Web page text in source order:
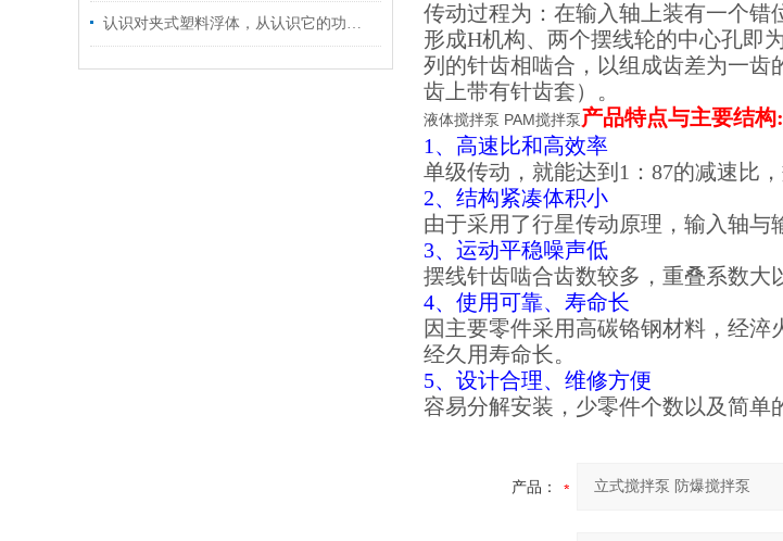
认识对夹式塑料浮体，从认识它的功能特点开始
传动过程为：在输入轴上装有一个错
形成H机构、两个摆线轮的中心孔即
列的针齿相啮合，以组成齿差为一
齿上带有针齿套）。
液体搅拌泵 PAM搅拌泵产品特点与主要结构:
1、高速比和高效率
单级传动，就能达到1：87的减速比
2、结构紧凑体积小
由于采用了行星传动原理，输入轴与
3、运动平稳噪声低
摆线针齿啮合齿数较多，重叠系数大
4、使用可靠、寿命长
因主要零件采用高碳铬钢材料，经
经久用寿命长。
5、设计合理、维修方便
容易分解安装，少零件个数以及简单
产品：